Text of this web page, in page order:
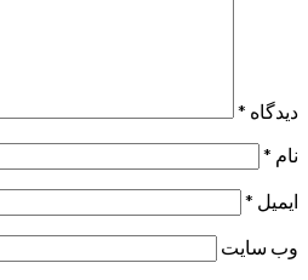
دیدگاه *
نام *
ایمیل *
وب‌ سایت